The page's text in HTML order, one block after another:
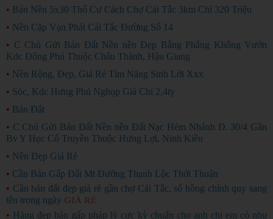
• Bán Nền 5x30 Thổ Cư Cách Chợ Cái Tắc 3km Chỉ 320 Triệu
• Nền Cặp Vạn Phát Cái Tắc Đường Số 14
• C Chủ Gửi Bán Đất Nền nền Đẹp Bằng Phẳng Không Vướn
Kdc Đông Phú Thuộc Châu Thành, Hậu Giang
• Nền Rộng, Đẹp, Giá Rẻ Tìm Năng Sinh Lời Xxx
• Sóc, Kdc Hưng Phú Nghọp Giá Chỉ 2,4ty
• Bán Đất
• C Chủ Gửi Bán Đất Nền nền Đất Nạc Hẻm Nhánh Đ. 30/4 Gần
Bv Y Học Cổ Truyền Thuộc Hưng Lợi, Ninh Kiều
• Nền Đẹp Giá Rẻ
• Cần Bán Gấp Đất Mt Đường Thạnh Lộc Thới Thuận
• Cần bán đất đẹp giá rẻ gần chợ Cái Tắc, sổ hồng chính quy sang
tên trong ngày GIÁ RẺ
• Hàng đẹp bán gấp pháp lý cực kỳ chuẩn cho anh chị em có nhu